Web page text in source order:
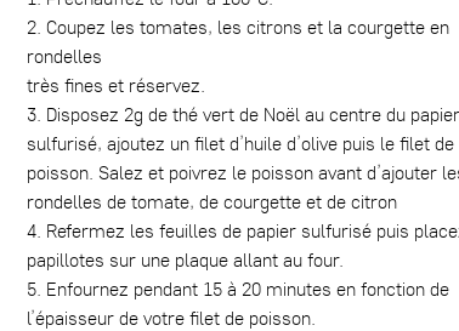
2. Coupez les tomates, les citrons et la courgette en
rondelles
très fines et réservez.
3. Disposez 2g de thé vert de Noël au centre du papier
sulfurisé, ajoutez un filet d’huile d’olive puis le filet de
poisson. Salez et poivrez le poisson avant d’ajouter
rondelles de tomate, de courgette et de citron
4. Refermez les feuilles de papier sulfurisé puis
papillotes sur une plaque allant au four.
5. Enfournez pendant 15 à 20 minutes en fonction de
l’épaisseur de votre filet de poisson.